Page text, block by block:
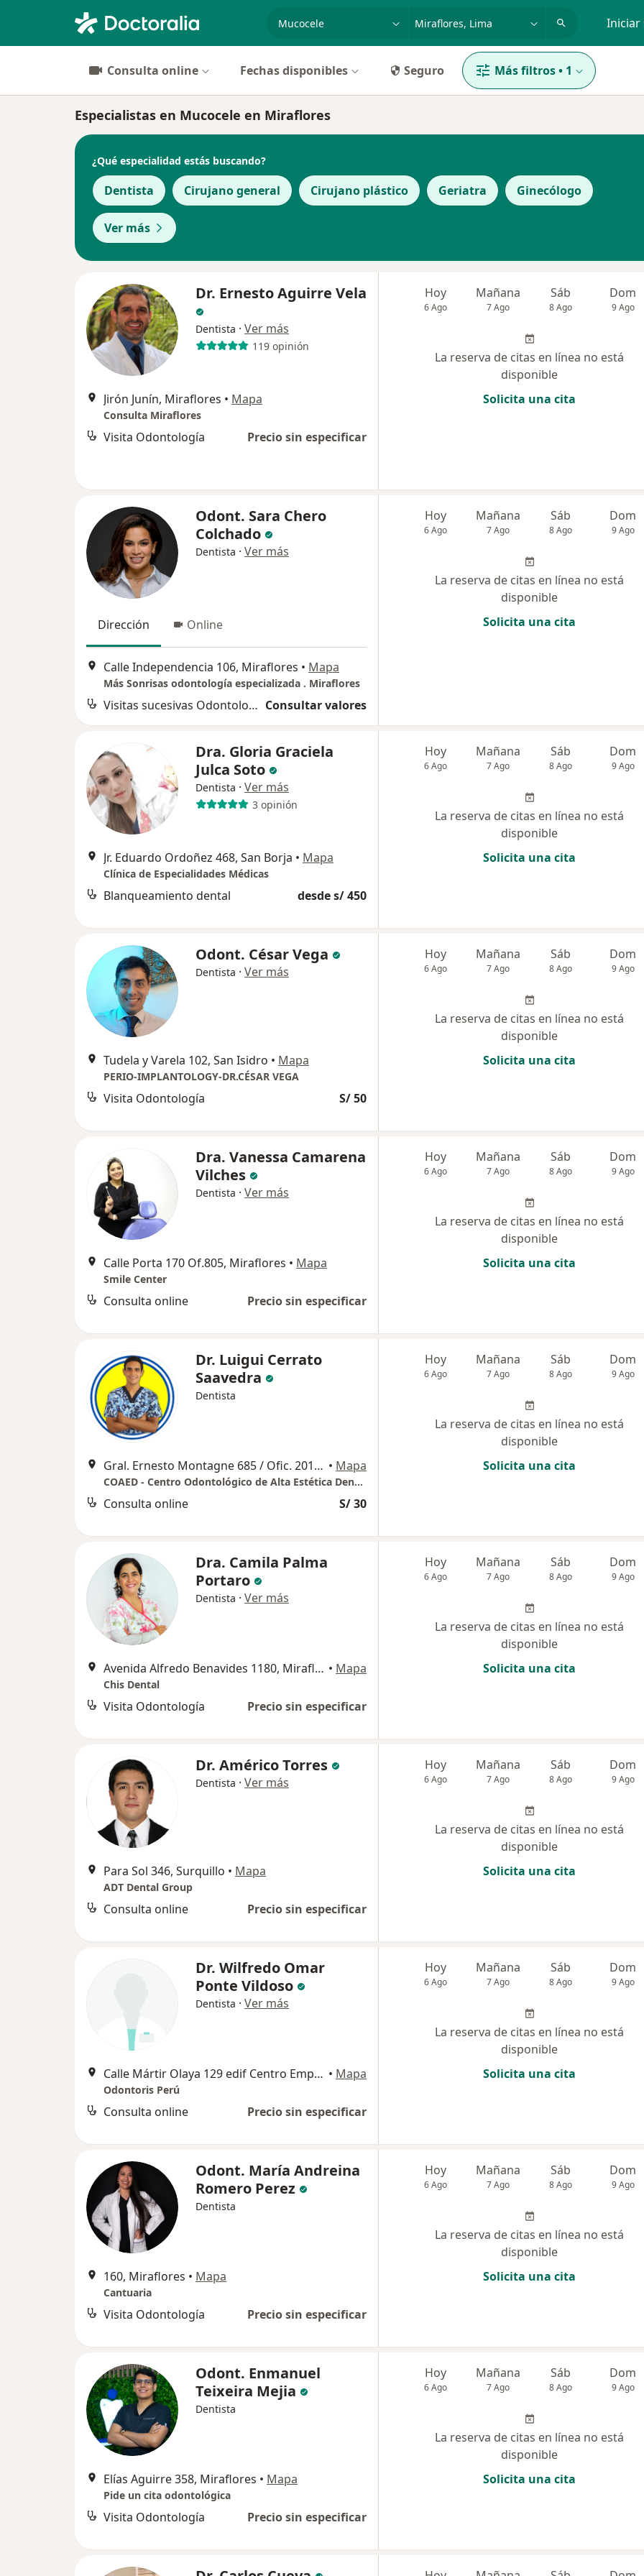
Iniciar
Consulta online Fechas disponibles Seguro Más filtros• 1
Especialistas en Mucocele en Miraflores
¿Qué especialidad estás buscando?
Dentista Cirujano general Cirujano plástico Geriatra Ginecólogo
Ver más
Dr. Ernesto Aguirre Vela
Dentista · Ver más
119 opinión
Jirón Junín, Miraflores • Mapa
Consulta Miraflores
Visita Odontología Precio sin especificar
Hoy
6 Ago
Mañana
7 Ago
Sáb
8 Ago
Dom
9 Ago
La reserva de citas en línea no está
disponible
Solicita una cita
Odont. Sara Chero
Colchado
Dentista · Ver más
Dirección Online
Calle Independencia 106, Miraflores • Mapa
Más Sonrisas odontología especializada . Miraflores
Visitas sucesivas Odontología Consultar valores
Hoy
6 Ago
Mañana
7 Ago
Sáb
8 Ago
Dom
9 Ago
La reserva de citas en línea no está
disponible
Solicita una cita
Dra. Gloria Graciela
Julca Soto
Dentista · Ver más
3 opinión
Jr. Eduardo Ordoñez 468, San Borja • Mapa
Clínica de Especialidades Médicas
Blanqueamiento dental desde s/ 450
Hoy
6 Ago
Mañana
7 Ago
Sáb
8 Ago
Dom
9 Ago
La reserva de citas en línea no está
disponible
Solicita una cita
Odont. César Vega
Dentista · Ver más
Tudela y Varela 102, San Isidro • Mapa
PERIO-IMPLANTOLOGY-DR.CÉSAR VEGA
Visita Odontología S/ 50
Hoy
6 Ago
Mañana
7 Ago
Sáb
8 Ago
Dom
9 Ago
La reserva de citas en línea no está
disponible
Solicita una cita
Dra. Vanessa Camarena
Vilches
Dentista · Ver más
Calle Porta 170 Of.805, Miraflores • Mapa
Smile Center
Consulta online Precio sin especificar
Hoy
6 Ago
Mañana
7 Ago
Sáb
8 Ago
Dom
9 Ago
La reserva de citas en línea no está
disponible
Solicita una cita
Dr. Luigui Cerrato
Saavedra
Dentista
Gral. Ernesto Montagne 685 / Ofic. 201 , Miraflores • Mapa
COAED - Centro Odontológico de Alta Estética Dental
Consulta online S/ 30
Hoy
6 Ago
Mañana
7 Ago
Sáb
8 Ago
Dom
9 Ago
La reserva de citas en línea no está
disponible
Solicita una cita
Dra. Camila Palma
Portaro
Dentista · Ver más
Avenida Alfredo Benavides 1180, Miraflores • Mapa
Chis Dental
Visita Odontología Precio sin especificar
Hoy
6 Ago
Mañana
7 Ago
Sáb
8 Ago
Dom
9 Ago
La reserva de citas en línea no está
disponible
Solicita una cita
Dr. Américo Torres
Dentista · Ver más
Para Sol 346, Surquillo • Mapa
ADT Dental Group
Consulta online Precio sin especificar
Hoy
6 Ago
Mañana
7 Ago
Sáb
8 Ago
Dom
9 Ago
La reserva de citas en línea no está
disponible
Solicita una cita
Dr. Wilfredo Omar
Ponte Vildoso
Dentista · Ver más
Calle Mártir Olaya 129 edif Centro Empresarial José Pardo ofc 1505, Miraflores • Mapa
Odontoris Perú
Consulta online Precio sin especificar
Hoy
6 Ago
Mañana
7 Ago
Sáb
8 Ago
Dom
9 Ago
La reserva de citas en línea no está
disponible
Solicita una cita
Odont. María Andreina
Romero Perez
Dentista
160, Miraflores • Mapa
Cantuaria
Visita Odontología Precio sin especificar
Hoy
6 Ago
Mañana
7 Ago
Sáb
8 Ago
Dom
9 Ago
La reserva de citas en línea no está
disponible
Solicita una cita
Odont. Enmanuel
Teixeira Mejia
Dentista
Elías Aguirre 358, Miraflores • Mapa
Pide un cita odontológica
Visita Odontología Precio sin especificar
Hoy
6 Ago
Mañana
7 Ago
Sáb
8 Ago
Dom
9 Ago
La reserva de citas en línea no está
disponible
Solicita una cita